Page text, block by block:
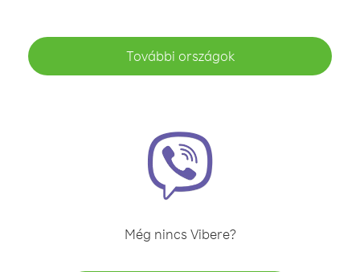
További országok
Még nincs Vibere?